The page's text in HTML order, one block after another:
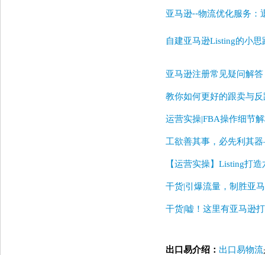
亚马逊--物流优化服务：
自建亚马逊Listing的小思
亚马逊注册常见疑问解答
教你如何更好的跟卖与
运营实操|FBA操作细节
工欲善其事，必先利其
【运营实操】Listing打
干货|引爆流量，制胜亚
干货|嘘！这里有亚马逊
出口易介绍： 出口易物流